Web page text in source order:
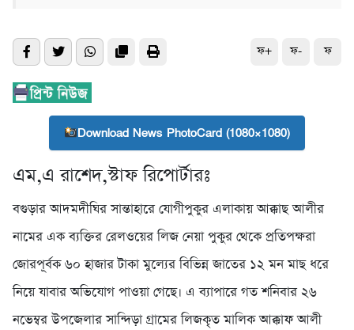
ফ+ ফ- ফ
Download News PhotoCard (1080×1080)
এম,এ রাশেদ,স্টাফ রিপোর্টারঃ
বগুড়ার আদমদীঘির সান্তাহারে যোগীপুকুর এলাকায় আক্কাছ আলীর
নামের এক ব্যক্তির রেলওয়ের লিজ নেয়া পুকুর থেকে প্রতিপক্ষরা
জোরপূর্বক ৬০ হাজার টাকা মুল্যের বিভিন্ন জাতের ১২ মন মাছ ধরে
নিয়ে যাবার অভিযোগ পাওয়া গেছে। এ ব্যাপারে গত শনিবার ২৬
নভেম্বর উপজেলার সান্দিড়া গ্রামের লিজকৃত মালিক আক্কাফ আলী